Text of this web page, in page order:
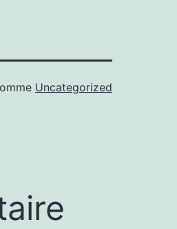
Uncategorized